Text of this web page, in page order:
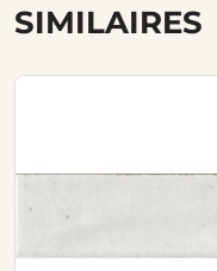
SIMILAIRES